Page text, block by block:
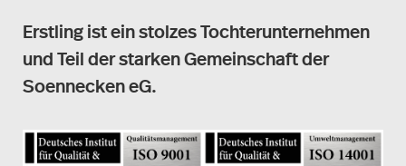
Erstling ist ein stolzes Tochterunternehmen
und Teil der starken Gemeinschaft der
Soennecken eG.